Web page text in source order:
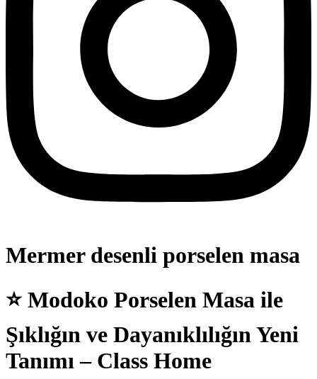
Mermer desenli porselen masa
⭐Modoko Porselen Masa ile
Şıklığın ve Dayanıklılığın Yeni
Tanımı – Class Home